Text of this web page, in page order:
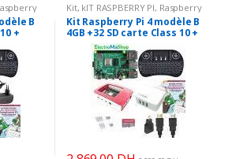
1,659.00 DH
à
1,899.00 DH
a
plusieurs
variations.
options
peuvent
sur
KIT
B
+
fils
Kit, kIT RASPBERRY PI, Raspberry
PI,Raspberry Pi Robot & KIT
Kit Raspberry Pi 4 modèle B
4GB +32 SD carte Class 10 +
Clavier et Sourie sans fils